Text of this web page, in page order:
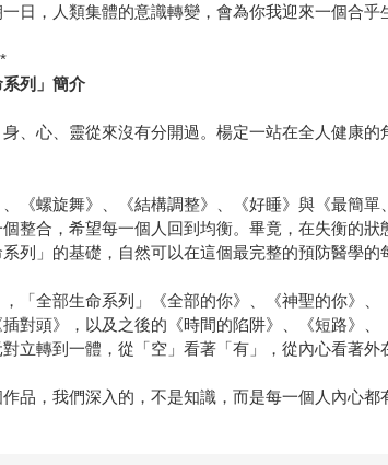
日，人類集體的意識轉變，會為你我迎來一個合乎
系列」簡介
身、心、靈從來沒有分開過。楊定一站在全人健康
、《螺旋舞》、《結構調整》、《好睡》與《最簡
整合，希望每一個人回到均衡。畢竟，在失衡的
系列」的基礎，自然可以在這個最完整的預防醫學
「全部生命系列」《全部的你》、《神聖的你》
對頭》，以及之後的《時間的陷阱》、《短路》
立轉到一體，從「空」看著「有」，從內心看著外
品，我們深入的，不是知識，而是每一個人內心